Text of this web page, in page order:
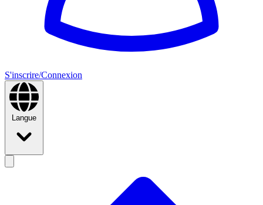
S'inscrire/Connexion
Langue